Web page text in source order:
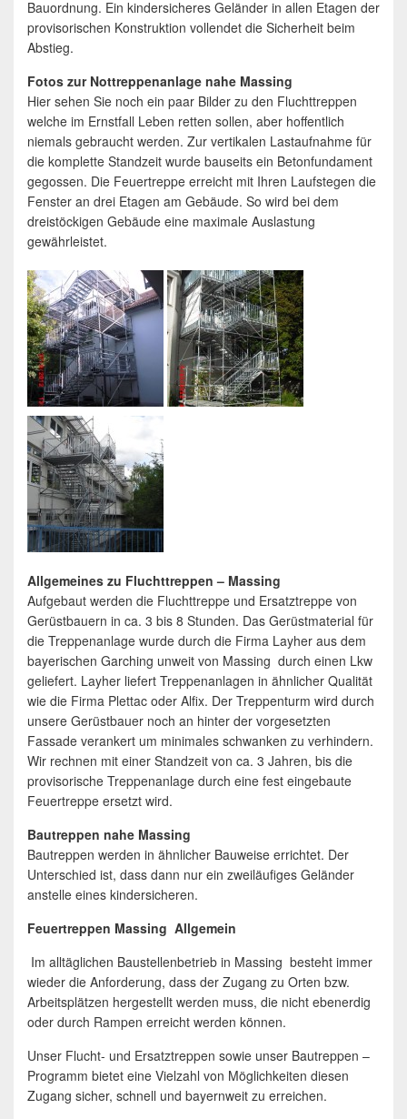
Bauordnung. Ein kindersicheres Geländer in allen Etagen der
provisorischen Konstruktion vollendet die Sicherheit beim
Abstieg.
Fotos zur Nottreppenanlage nahe Massing
Hier sehen Sie noch ein paar Bilder zu den Fluchttreppen
welche im Ernstfall Leben retten sollen, aber hoffentlich
niemals gebraucht werden. Zur vertikalen Lastaufnahme für
die komplette Standzeit wurde bauseits ein Betonfundament
gegossen. Die Feuertreppe erreicht mit Ihren Laufstegen die
Fenster an drei Etagen am Gebäude. So wird bei dem
dreistöckigen Gebäude eine maximale Auslastung
gewährleistet.
Allgemeines zu Fluchttreppen – Massing
Aufgebaut werden die Fluchttreppe und Ersatztreppe von
Gerüstbauern in ca. 3 bis 8 Stunden. Das Gerüstmaterial für
die Treppenanlage wurde durch die Firma Layher aus dem
bayerischen Garching unweit von Massing durch einen Lkw
geliefert. Layher liefert Treppenanlagen in ähnlicher Qualität
wie die Firma Plettac oder Alfix. Der Treppenturm wird durch
unsere Gerüstbauer noch an hinter der vorgesetzten
Fassade verankert um minimales schwanken zu verhindern.
Wir rechnen mit einer Standzeit von ca. 3 Jahren, bis die
provisorische Treppenanlage durch eine fest eingebaute
Feuertreppe ersetzt wird.
Bautreppen nahe Massing
Bautreppen werden in ähnlicher Bauweise errichtet. Der
Unterschied ist, dass dann nur ein zweiläufiges Geländer
anstelle eines kindersicheren.
Feuertreppen Massing Allgemein
Im alltäglichen Baustellenbetrieb in Massing besteht immer
wieder die Anforderung, dass der Zugang zu Orten bzw.
Arbeitsplätzen hergestellt werden muss, die nicht ebenerdig
oder durch Rampen erreicht werden können.
Unser Flucht- und Ersatztreppen sowie unser Bautreppen –
Programm bietet eine Vielzahl von Möglichkeiten diesen
Zugang sicher, schnell und bayernweit zu erreichen.